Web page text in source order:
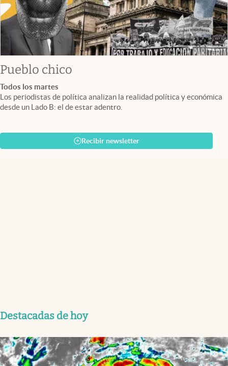
Pueblo chico
Todos los martes
Los periodistas de política analizan la realidad política y económica
desde un Lado B: el de estar adentro.
Recibir newsletter
Destacadas de hoy